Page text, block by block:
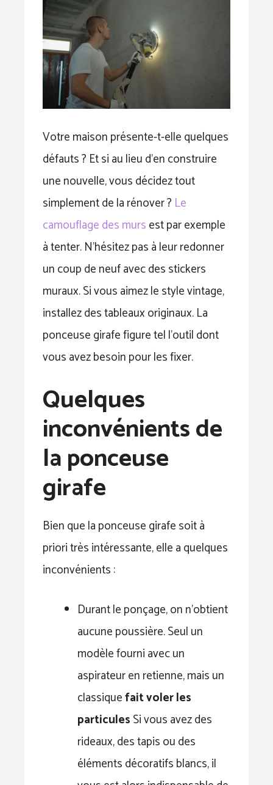
Votre maison présente-t-elle quelques
défauts ? Et si au lieu d’en construire
une nouvelle, vous décidez tout
simplement de la rénover ? Le
camouflage des mursest par exemple
à tenter. N’hésitez pas à leur redonner
un coup de neuf avec des stickers
muraux. Si vous aimez le style vintage,
installez des tableaux originaux. La
ponceuse girafe figure tel l’outil dont
vous avez besoin pour les fixer.
Quelques
inconvénients de
la ponceuse
girafe
Bien que la ponceuse girafe soit à
priori très intéressante, elle a quelques
inconvénients :
Durant le ponçage, on n’obtient
aucune poussière. Seul un
modèle fourni avec un
aspirateur en retienne, mais un
classiquefait voler les
particulesSi vous avez des
rideaux, des tapis ou des
éléments décoratifs blancs, il